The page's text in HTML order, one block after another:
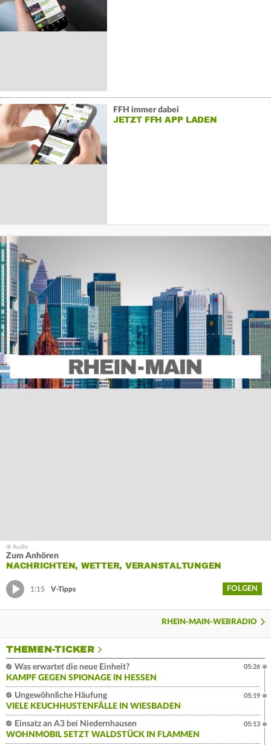
FFH immer dabei
JETZT FFH APP LADEN
Zum Anhören
NACHRICHTEN, WETTER, VERANSTALTUNGEN
1:15 V-Tipps FOLGEN
RHEIN-MAIN-WEBRADIO
THEMEN-TICKER
Was erwartet die neue Einheit?
KAMPF GEGEN SPIONAGE IN HESSEN
05:26
Ungewöhnliche Häufung
VIELE KEUCHHUSTENFÄLLE IN WIESBADEN
05:19
Einsatz an A3 bei Niedernhausen
WOHNMOBIL SETZT WALDSTÜCK IN FLAMMEN
05:13